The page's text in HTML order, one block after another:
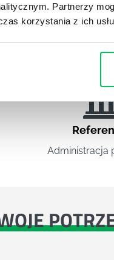
Partnerzy
korzystania z ich
STUDIES
Administracja